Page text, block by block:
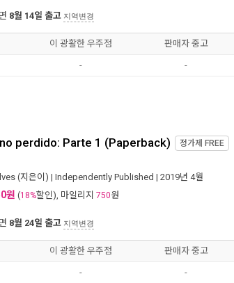
8월 14일 출고 지역변경
이 광활한 우주점 판매자 중고
- -
perdido: Parte 1 (Paperback) 정가제 FREE
(지은이) | Independently Published | 2019년 4월
원 (18%할인), 마일리지 750원
8월 24일 출고 지역변경
이 광활한 우주점 판매자 중고
- -